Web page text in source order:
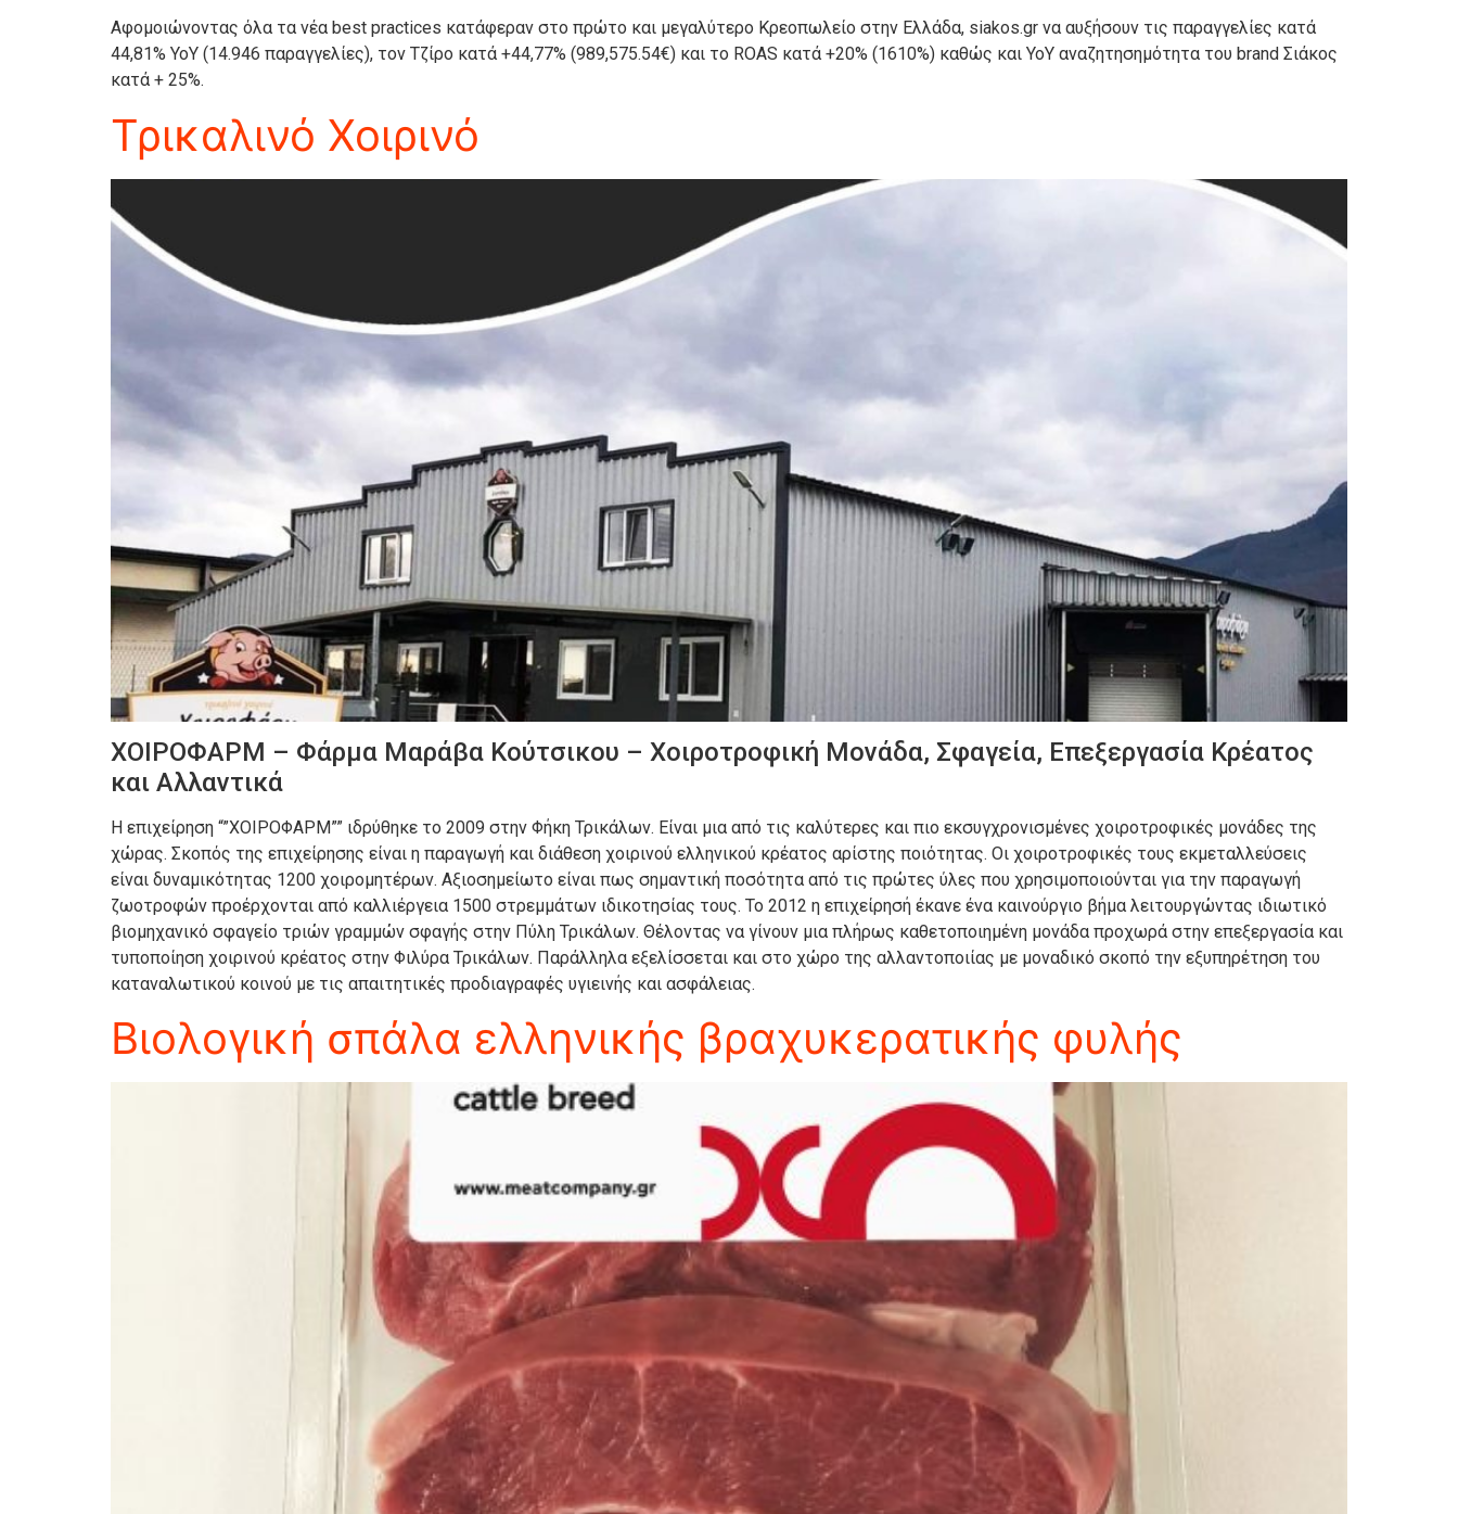
Αφομοιώνοντας όλα τα νέα best practices κατάφεραν στο πρώτο και μεγαλύτερο Κρεοπωλείο στην Ελλάδα, siakos.gr να αυξήσουν τις παραγγελίες κατά
44,81% YoY (14.946 παραγγελίες), τον Τζίρο κατά +44,77% (989,575.54€) και το ROAS κατά +20% (1610%) καθώς και YoY αναζητησημότητα του brand Σιάκος
κατά + 25%.
Τρικαλινό Χοιρινό
ΧΟΙΡΟΦΑΡΜ – Φάρμα Μαράβα Κούτσικου – Χοιροτροφική Μονάδα, Σφαγεία, Επεξεργασία Κρέατος
και Αλλαντικά
Η επιχείρηση “”ΧΟΙΡΟΦΑΡΜ”” ιδρύθηκε το 2009 στην Φήκη Τρικάλων. Είναι μια από τις καλύτερες και πιο εκσυγχρονισμένες χοιροτροφικές μονάδες της
χώρας. Σκοπός της επιχείρησης είναι η παραγωγή και διάθεση χοιρινού ελληνικού κρέατος αρίστης ποιότητας. Οι χοιροτροφικές τους εκμεταλλεύσεις
είναι δυναμικότητας 1200 χοιρομητέρων. Αξιοσημείωτο είναι πως σημαντική ποσότητα από τις πρώτες ύλες που χρησιμοποιούνται για την παραγωγή
ζωοτροφών προέρχονται από καλλιέργεια 1500 στρεμμάτων ιδικοτησίας τους. Το 2012 η επιχείρησή έκανε ένα καινούργιο βήμα λειτουργώντας ιδιωτικό
βιομηχανικό σφαγείο τριών γραμμών σφαγής στην Πύλη Τρικάλων. Θέλοντας να γίνουν μια πλήρως καθετοποιημένη μονάδα προχωρά στην επεξεργασία και
τυποποίηση χοιρινού κρέατος στην Φιλύρα Τρικάλων. Παράλληλα εξελίσσεται και στο χώρο της αλλαντοποιίας με μοναδικό σκοπό την εξυπηρέτηση του
καταναλωτικού κοινού με τις απαιτητικές προδιαγραφές υγιεινής και ασφάλειας.
Βιολογική σπάλα ελληνικής βραχυκερατικής φυλής